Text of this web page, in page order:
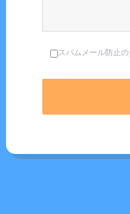
スパムメール防止